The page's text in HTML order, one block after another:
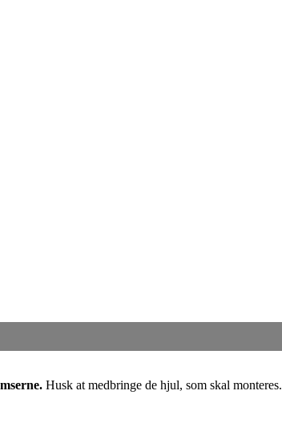
Husk at medbringe de hjul, som skal monteres.